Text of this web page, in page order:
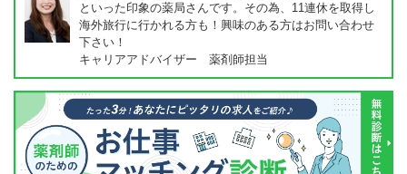
といった印象の薬局さんです。その為、11連休を取得し
海外旅行に行かれる方も！興味のある方はお問い合わせ
下さい！
キャリアアドバイザー 薬剤師担当